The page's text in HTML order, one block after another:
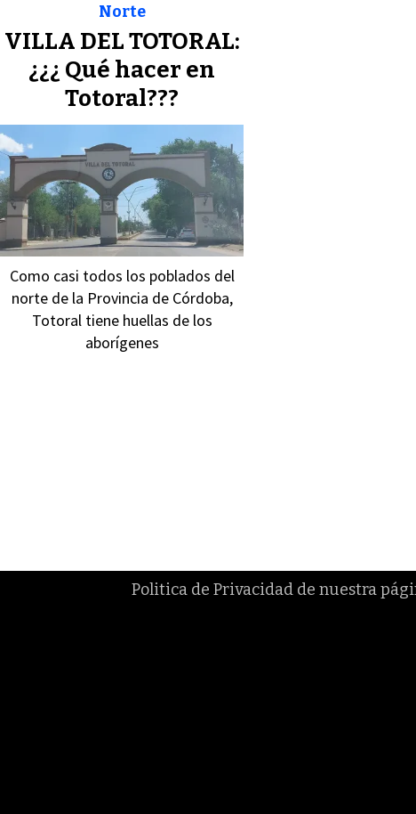
VILLA DEL TOTORAL:
¿¿¿ Qué hacer en
Totoral???
Norte
Como casi todos los poblados del
norte de la Provincia de Córdoba,
Totoral tiene huellas de los
aborígenes
Politica de Privacidad de nuestra